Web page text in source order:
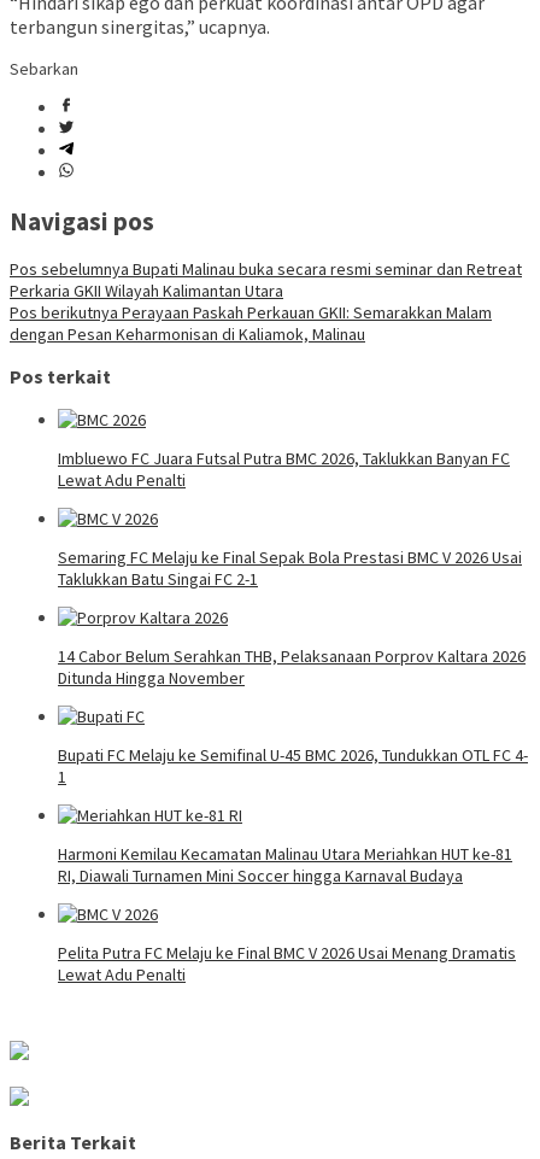
terbangun sinergitas,” ucapnya.
Sebarkan
Navigasi pos
Pos sebelumnya Bupati Malinau buka secara resmi seminar dan Retreat
Perkaria GKII Wilayah Kalimantan Utara
Pos berikutnya Perayaan Paskah Perkauan GKII: Semarakkan Malam
dengan Pesan Keharmonisan di Kaliamok, Malinau
Pos terkait
Imbluewo FC Juara Futsal Putra BMC 2026, Taklukkan Banyan FC
Lewat Adu Penalti
Semaring FC Melaju ke Final Sepak Bola Prestasi BMC V 2026 Usai
Taklukkan Batu Singai FC 2-1
14 Cabor Belum Serahkan THB, Pelaksanaan Porprov Kaltara 2026
Ditunda Hingga November
Bupati FC Melaju ke Semifinal U-45 BMC 2026, Tundukkan OTL FC 4-
1
Harmoni Kemilau Kecamatan Malinau Utara Meriahkan HUT ke-81
RI, Diawali Turnamen Mini Soccer hingga Karnaval Budaya
Pelita Putra FC Melaju ke Final BMC V 2026 Usai Menang Dramatis
Lewat Adu Penalti
Berita Terkait